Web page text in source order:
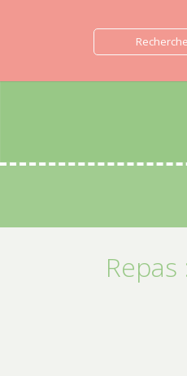
Repas